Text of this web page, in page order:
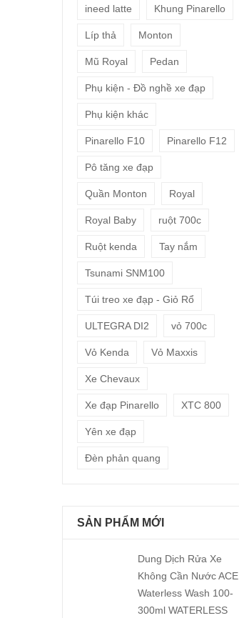
ineed latte Khung Pinarello
Líp thả Monton
Mũ Royal Pedan
Phụ kiện - Đồ nghề xe đạp
Phụ kiện khác
Pinarello F10 Pinarello F12
Pô tăng xe đạp
Quần Monton Royal
Royal Baby ruột 700c
Ruột kenda Tay nắm
Tsunami SNM100
Túi treo xe đạp - Giỏ Rổ
ULTEGRA DI2 vỏ 700c
Vỏ Kenda Vỏ Maxxis
Xe Chevaux
Xe đạp Pinarello XTC 800
Yên xe đạp
Đèn phản quang
SẢN PHẨM MỚI
Dung Dịch Rửa Xe
Không Cần Nước ACE
Waterless Wash 100-
300ml WATERLESS